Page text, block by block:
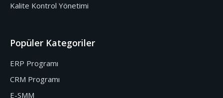
Kalite Kontrol Yönetimi
Popüler Kategoriler
ERP Programı
CRM Programı
E-SMM